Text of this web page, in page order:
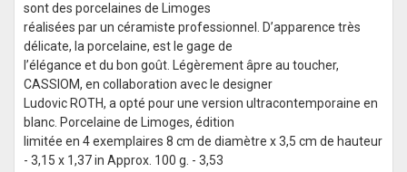
sont des porcelaines de Limoges
réalisées par un céramiste professionnel. D’apparence très
délicate, la porcelaine, est le gage de
l’élégance et du bon goût. Légèrement âpre au toucher,
CASSIOM, en collaboration avec le designer
Ludovic ROTH, a opté pour une version ultracontemporaine en
blanc. Porcelaine de Limoges, édition
limitée en 4 exemplaires 8 cm de diamètre x 3,5 cm de hauteur
- 3,15 x 1,37 in Approx. 100 g. - 3,53